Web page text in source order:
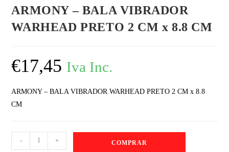
ARMONY – BALA VIBRADOR
WARHEAD PRETO 2 CM x 8.8 CM
€17,45 Iva Inc.
ARMONY – BALA VIBRADOR WARHEAD PRETO 2 CM x 8.8
CM
- + COMPRAR